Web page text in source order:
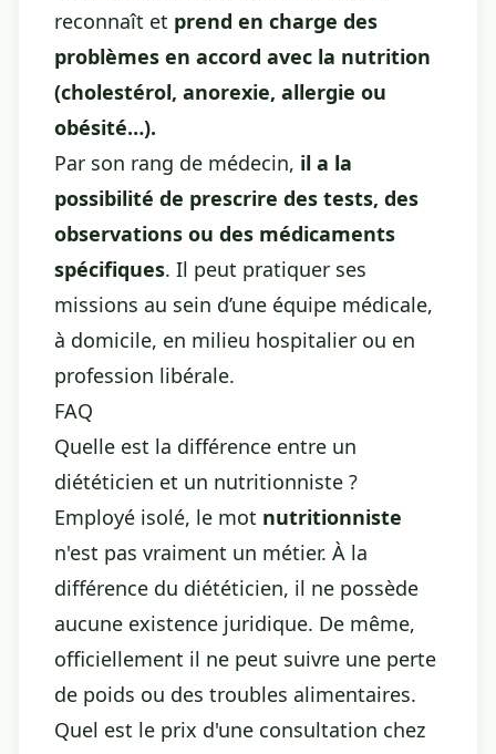
reconnaît et prend en charge des
problèmes en accord avec la nutrition
(cholestérol, anorexie, allergie ou
obésité…).
Par son rang de médecin, il a la
possibilité de prescrire des tests, des
observations ou des médicaments
spécifiques. Il peut pratiquer ses
missions au sein d’une équipe médicale,
à domicile, en milieu hospitalier ou en
profession libérale.
FAQ
Quelle est la différence entre un
diététicien et un nutritionniste ?
Employé isolé, le mot nutritionniste
n'est pas vraiment un métier. À la
différence du diététicien, il ne possède
aucune existence juridique. De même,
officiellement il ne peut suivre une perte
de poids ou des troubles alimentaires.
Quel est le prix d'une consultation chez